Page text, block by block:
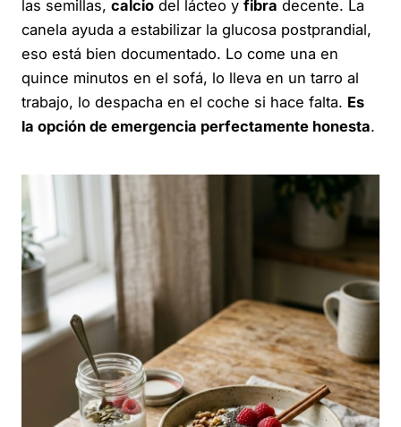
las semillas, calcio del lácteo y fibra decente. La
canela ayuda a estabilizar la glucosa postprandial,
eso está bien documentado. Lo come una en
quince minutos en el sofá, lo lleva en un tarro al
trabajo, lo despacha en el coche si hace falta. Es
la opción de emergencia perfectamente honesta.